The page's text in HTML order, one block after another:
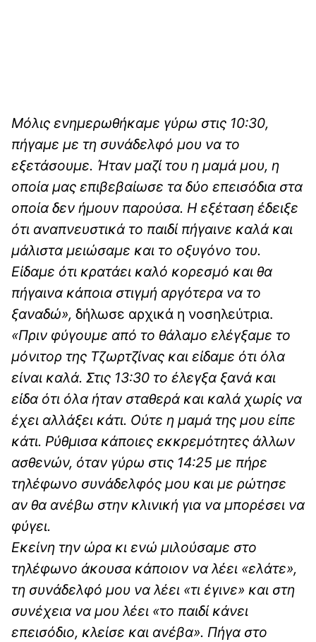
Μόλις ενημερωθήκαμε γύρω στις 10:30,
πήγαμε με τη συνάδελφό μου να το
εξετάσουμε. Ήταν μαζί του η μαμά μου, η
οποία μας επιβεβαίωσε τα δύο επεισόδια στα
οποία δεν ήμουν παρούσα. Η εξέταση έδειξε
ότι αναπνευστικά το παιδί πήγαινε καλά και
μάλιστα μειώσαμε και το οξυγόνο του.
Είδαμε ότι κρατάει καλό κορεσμό και θα
πήγαινα κάποια στιγμή αργότερα να το
ξαναδώ», δήλωσε αρχικά η νοσηλεύτρια.
«Πριν φύγουμε από το θάλαμο ελέγξαμε το
μόνιτορ της Τζωρτζίνας και είδαμε ότι όλα
είναι καλά. Στις 13:30 το έλεγξα ξανά και
είδα ότι όλα ήταν σταθερά και καλά χωρίς να
έχει αλλάξει κάτι. Ούτε η μαμά της μου είπε
κάτι. Ρύθμισα κάποιες εκκρεμότητες άλλων
ασθενών, όταν γύρω στις 14:25 με πήρε
τηλέφωνο συνάδελφός μου και με ρώτησε
αν θα ανέβω στην κλινική για να μπορέσει να
φύγει.
Εκείνη την ώρα κι ενώ μιλούσαμε στο
τηλέφωνο άκουσα κάποιον να λέει «ελάτε»,
τη συνάδελφό μου να λέει «τι έγινε» και στη
συνέχεια να μου λέει «το παιδί κάνει
επεισόδιο, κλείσε και ανέβα». Πήγα στο